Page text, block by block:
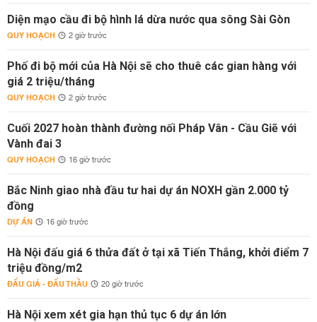
Diện mạo cầu đi bộ hình lá dừa nước qua sông Sài Gòn
QUY HOẠCH 2 giờ trước
Phố đi bộ mới của Hà Nội sẽ cho thuê các gian hàng với
giá 2 triệu/tháng
QUY HOẠCH 2 giờ trước
Cuối 2027 hoàn thành đường nối Pháp Vân - Cầu Giẽ với
Vành đai 3
QUY HOẠCH 16 giờ trước
Bắc Ninh giao nhà đầu tư hai dự án NOXH gần 2.000 tỷ
đồng
DỰ ÁN 16 giờ trước
Hà Nội đấu giá 6 thửa đất ở tại xã Tiến Thắng, khởi điểm 7
triệu đồng/m2
ĐẤU GIÁ - ĐẤU THẦU 20 giờ trước
Hà Nội xem xét gia hạn thủ tục 6 dự án lớn